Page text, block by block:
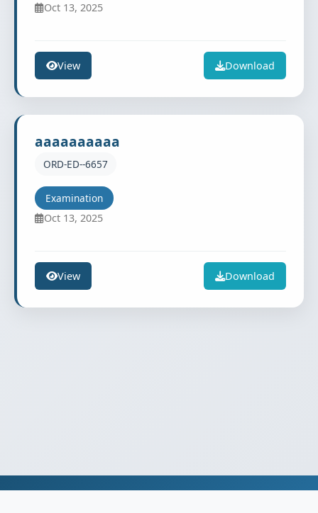
Oct 13, 2025
View Download
aaaaaaaaaa
ORD-ED--6657
Examination
Oct 13, 2025
View Download